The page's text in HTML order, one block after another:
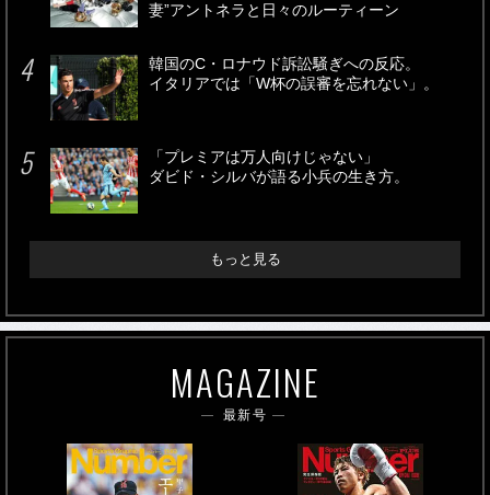
妻”アントネラと日々のルーティーン
韓国のC・ロナウド訴訟騒ぎへの反応。
イタリアでは「W杯の誤審を忘れない」。
「プレミアは万人向けじゃない」
ダビド・シルバが語る小兵の生き方。
もっと見る
MAGAZINE
最新号